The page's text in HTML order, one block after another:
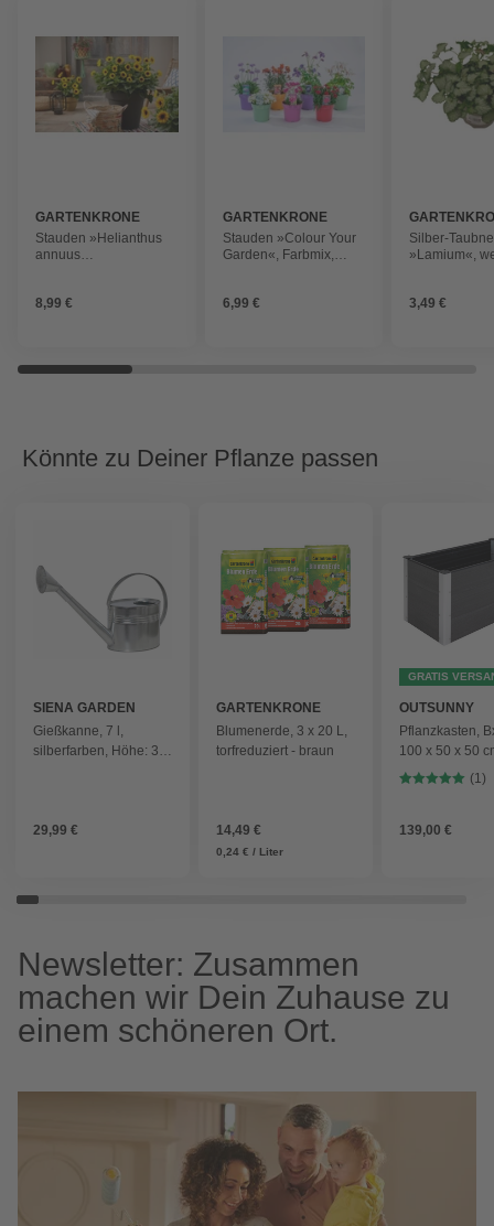
GARTENKRONE
Stauden »Helianthus
annuus
8,99 €
GARTENKRONE
Stauden »Colour Your
Garden«, Farbmix,
6,99 €
Silber-
»Lamium«,
3,49 €
Könnte zu Deiner Pflanze passen
SIENA GARDEN
Gießkanne, 7 l,
silberfarben, Höhe: 32
29,99 €
GARTENKRONE
Blumenerde, 3 x 20 L,
torfreduziert - braun
14,49 €
0,24 € / Liter
GRATIS
OUTSUNNY
Pflanzkasten,
100 x 50 x 50
WPC/
(1)
139,00 €
Newsletter: Zusammen
machen wir Dein Zuhause zu
einem schöneren Ort.